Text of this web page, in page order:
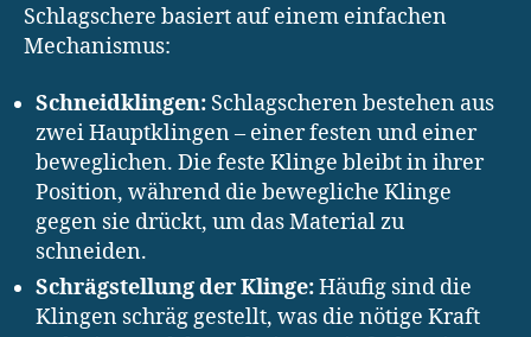
Schlagschere basiert auf einem einfachen
Mechanismus:
Schneidklingen: Schlagscheren bestehen aus
zwei Hauptklingen – einer festen und einer
beweglichen. Die feste Klinge bleibt in ihrer
Position, während die bewegliche Klinge
gegen sie drückt, um das Material zu
schneiden.
Schrägstellung der Klinge:Häufig sind die
Klingen schräg gestellt, was die nötige Kraft